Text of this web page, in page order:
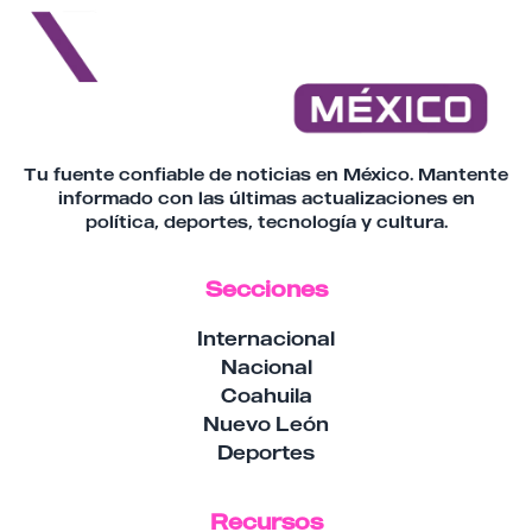
Tu fuente confiable de noticias en México. Mantente
informado con las últimas actualizaciones en
política, deportes, tecnología y cultura.
Secciones
Internacional
Nacional
Coahuila
Nuevo León
Deportes
Recursos